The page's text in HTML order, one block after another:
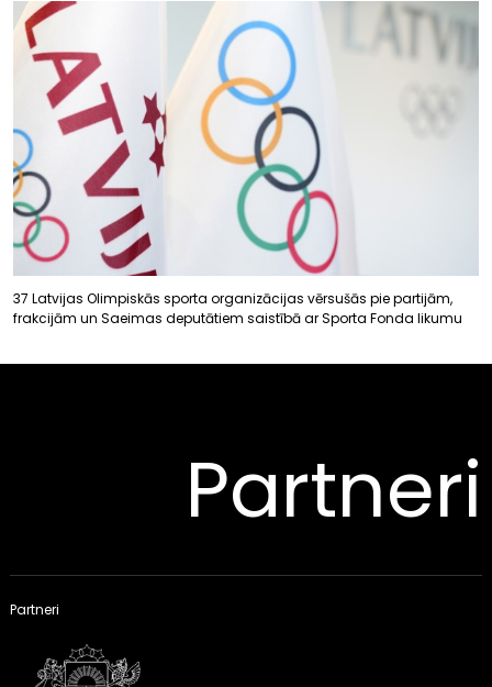
37 Latvijas Olimpiskās sporta organizācijas vērsušās pie partijām,
frakcijām un Saeimas deputātiem saistībā ar Sporta Fonda likumu
Partneri
Partneri